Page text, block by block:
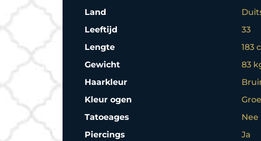
Land
Leeftijd
33
Lengte
183
Gewicht
83
Haarkleur
Kleur ogen
Tatoeages
Nee
Piercings
Ja